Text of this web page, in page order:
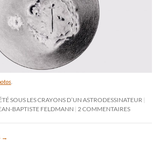
.
SOUS LES CRAYONS D’UN ASTRODESSINATEUR
BAPTISTE FELDMANN 2 COMMENTAIRES
→